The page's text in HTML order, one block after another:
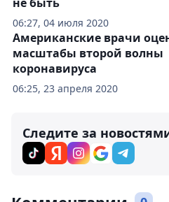
06:27, 04 июля 2020
06:25, 23 апреля 2020
Американские врачи
масштабы второй волны
коронавируса
Следите за